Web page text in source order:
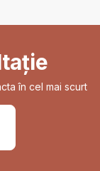
în cel mai scurt